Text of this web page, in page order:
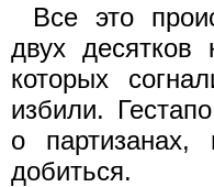
Все это
двух десятков
которых
избили.
о
добиться.